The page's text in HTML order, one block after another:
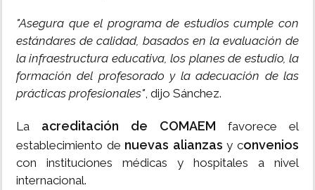
"Asegura que el programa de estudios cumple con
estándares de calidad, basados en la evaluación de
la infraestructura educativa, los planes de estudio, la
formación del profesorado y la adecuación de las
prácticas profesionales", dijo Sánchez.
La acreditación de COMAEM favorece el
establecimiento de nuevas alianzas y convenios
con instituciones médicas y hospitales a nivel
internacional.